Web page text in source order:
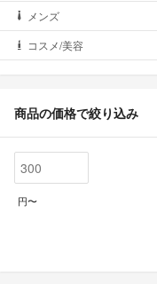
メンズ
コスメ/美容
商品の価格で絞り込み
円〜